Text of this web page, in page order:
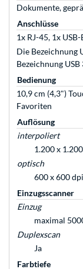
Dokumente,
Anschlüsse
1x RJ-45, 1x
Die Bezeichnung
Bezeichnung USB
Bedienung
10,9 cm (4,3")
Favoriten
Auflösung
interpoliert
1.200 x
optisch
600 x 600 dpi
Einzugsscanner
Einzug
maximal
Duplexscan
Ja
Farbtiefe